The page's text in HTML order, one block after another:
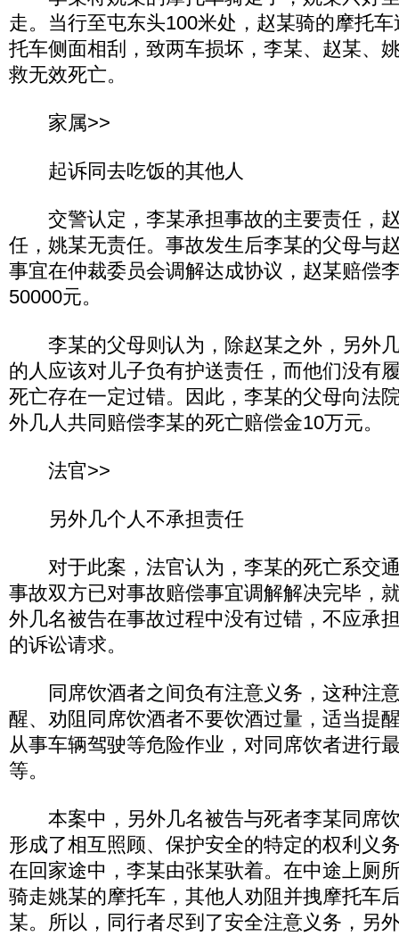
走。当行至屯东头100米处，赵某骑的摩托
托车侧面相刮，致两车损坏，李某、赵某、
救无效死亡。
家属>>
起诉同去吃饭的其他人
交警认定，李某承担事故的主要责任，
任，姚某无责任。事故发生后李某的父母与
事宜在仲裁委员会调解达成协议，赵某赔偿
50000元。
李某的父母则认为，除赵某之外，另外
的人应该对儿子负有护送责任，而他们没有
死亡存在一定过错。因此，李某的父母向法
外几人共同赔偿李某的死亡赔偿金10万元。
法官>>
另外几个人不承担责任
对于此案，法官认为，李某的死亡系交
事故双方已对事故赔偿事宜调解解决完毕，
外几名被告在事故过程中没有过错，不应承
的诉讼请求。
同席饮酒者之间负有注意义务，这种注
醒、劝阻同席饮酒者不要饮酒过量，适当提
从事车辆驾驶等危险作业，对同席饮者进行
等。
本案中，另外几名被告与死者李某同席
形成了相互照顾、保护安全的特定的权利义
在回家途中，李某由张某驮着。在中途上厕
骑走姚某的摩托车，其他人劝阻并拽摩托车
某。所以，同行者尽到了安全注意义务，另